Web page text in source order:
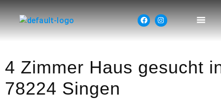
4 Zimmer Haus gesucht
78224 Singen